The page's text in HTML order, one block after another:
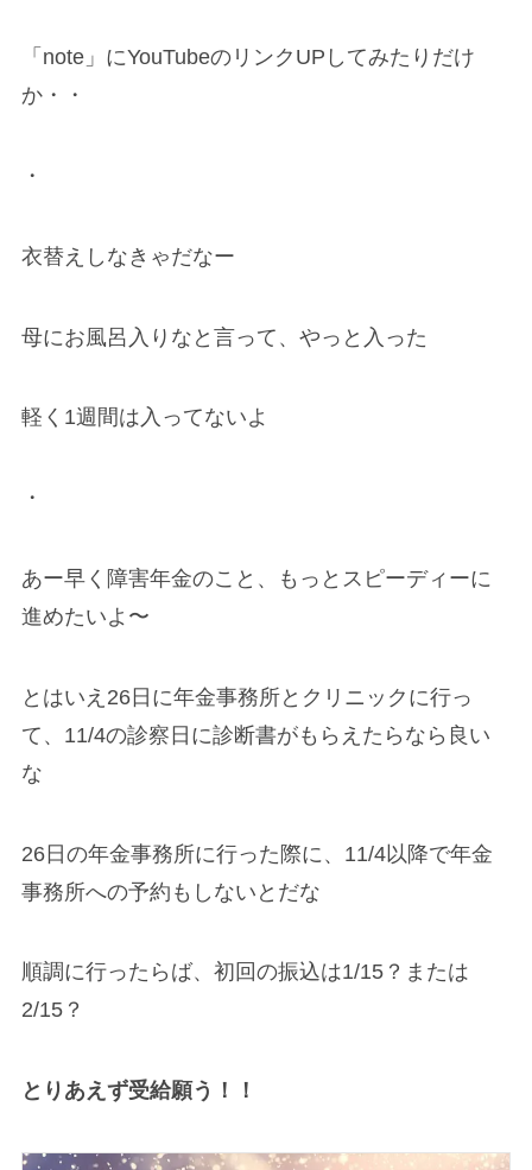
「note」にYouTubeのリンクUPしてみたりだけ
か・・
・
衣替えしなきゃだなー
母にお風呂入りなと言って、やっと入った
軽く1週間は入ってないよ
・
あー早く障害年金のこと、もっとスピーディーに
進めたいよ〜
とはいえ26日に年金事務所とクリニックに行っ
て、11/4の診察日に診断書がもらえたらなら良い
な
26日の年金事務所に行った際に、11/4以降で年金
事務所への予約もしないとだな
順調に行ったらば、初回の振込は1/15？または
2/15？
とりあえず受給願う！！